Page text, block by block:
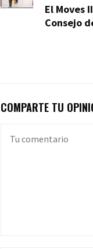
El Moves
Consejo
COMPARTE TU